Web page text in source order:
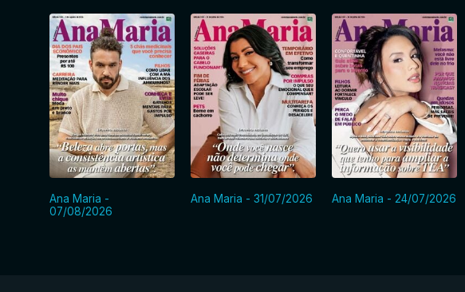
Ana Maria -
07/08/2026
Ana Maria - 31/07/2026 Ana Maria - 24/07/2026